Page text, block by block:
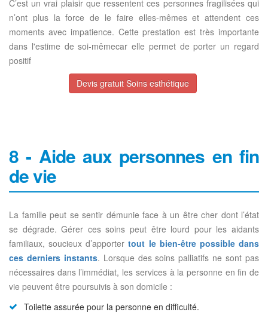
C’est un vrai plaisir que ressentent ces personnes fragilisées qui
n’ont plus la force de le faire elles-mêmes et attendent ces
moments avec impatience. Cette prestation est très importante
dans l'estime de soi-mêmecar elle permet de porter un regard
positif
Devis gratuit Soins esthétique
8 - Aide aux personnes en fin
de vie
La famille peut se sentir démunie face à un être cher dont l’état
se dégrade. Gérer ces soins peut être lourd pour les aidants
familiaux, soucieux d’apportertout le bien-être possible dans
ces derniers instants. Lorsque des soins palliatifs ne sont pas
nécessaires dans l’immédiat, les services à la personne en fin de
vie peuvent être poursuivis à son domicile :
Toilette assurée pour la personne en difficulté.